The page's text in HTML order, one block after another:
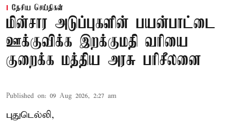
தேசிய செய்திகள்
மின்சார அடுப்புகளின் பயன்பாட்டை
ஊக்குவிக்க இறக்குமதி வரியை
குறைக்க மத்திய அரசு பரிசீலனை
Published on: 09 Aug 2026, 2:27 am
புதுடெல்லி,